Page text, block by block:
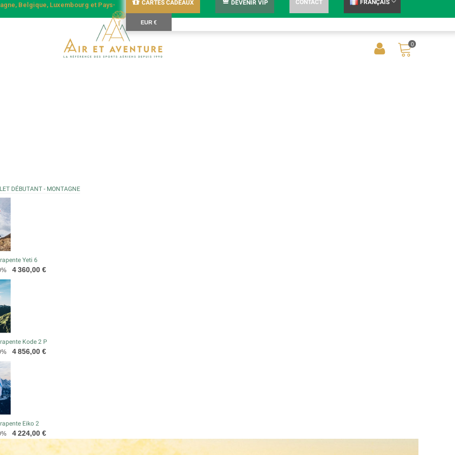
Belgique, Luxembourg et Pays-
CARTES CADEAUX DEVENIR VIP CONTACT FRANÇAIS
EUR €
0
DÉBUTANT - MONTAGNE
Yeti 6
Prix
4 360,00 €
Kode 2 P
Prix
4 856,00 €
Eiko 2
Prix
4 224,00 €